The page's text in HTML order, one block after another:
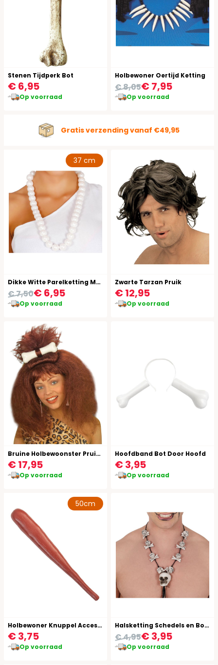
Stenen Tijdperk Bot
€ 6,95
Op voorraad
Holbewoner Oertijd Ketting
€ 7,95
€ 8,05
Op voorraad
Gratis verzending vanaf €49,95
37 cm
Dikke Witte Parelketting Monroe
€ 6,95
€ 7,50
Op voorraad
Zwarte Tarzan Pruik
€ 12,95
Op voorraad
Bruine Holbewoonster Pruik met Bot
€ 17,95
Op voorraad
Hoofdband Bot Door Hoofd
€ 3,95
Op voorraad
50cm
Holbewoner Knuppel Accessoire
€ 3,75
Op voorraad
Halsketting Schedels en Botten Halloween
€ 3,95
€ 4,95
Op voorraad